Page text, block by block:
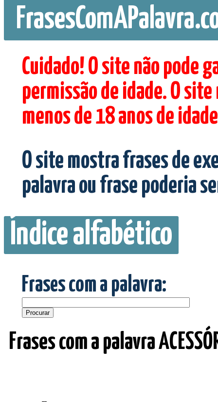
Cuidado! O site não pode
permissão de idade. O
menos de 18 anos de
O site mostra frases de
palavra ou frase poderia
Índice alfabético
Frases com a palavra:
Frases com a palavra